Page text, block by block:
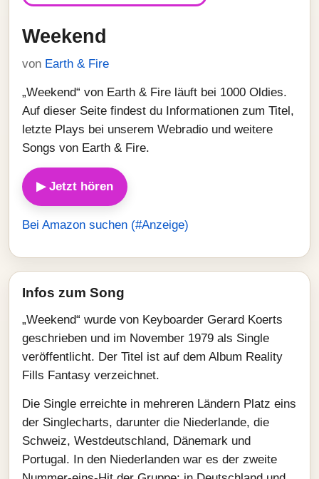
Weekend
von Earth & Fire
„Weekend“ von Earth & Fire läuft bei 1000 Oldies.
Auf dieser Seite findest du Informationen zum Titel,
letzte Plays bei unserem Webradio und weitere
Songs von Earth & Fire.
▶ Jetzt hören
Bei Amazon suchen (#Anzeige)
Infos zum Song
„Weekend“ wurde von Keyboarder Gerard Koerts
geschrieben und im November 1979 als Single
veröffentlicht. Der Titel ist auf dem Album Reality
Fills Fantasy verzeichnet.
Die Single erreichte in mehreren Ländern Platz eins
der Singlecharts, darunter die Niederlande, die
Schweiz, Westdeutschland, Dänemark und
Portugal. In den Niederlanden war es der zweite